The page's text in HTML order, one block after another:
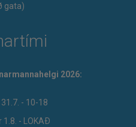
gata)
2026:
- 10-18
1.8. - LOKAÐ